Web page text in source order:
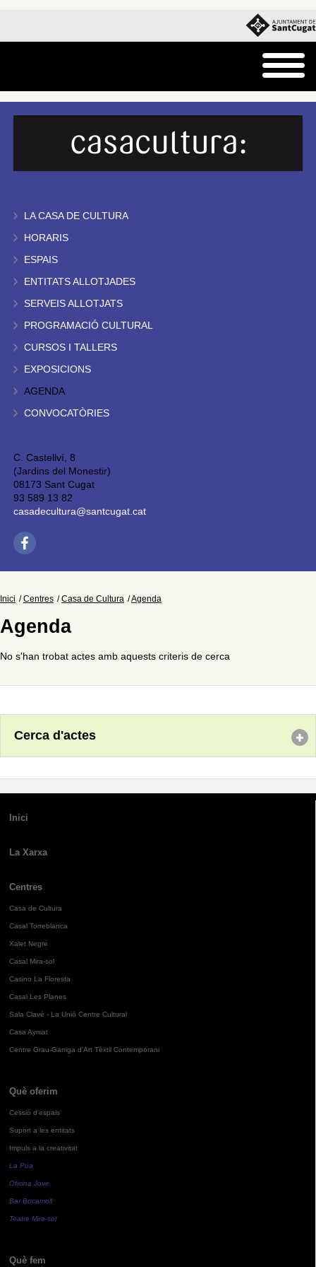
LA CASA DE CULTURA
HORARIS
ESPAIS
ENTITATS ALLOTJADES
SERVEIS ALLOTJATS
PROGRAMACIÓ CULTURAL
CURSOS I TALLERS
EXPOSICIONS
AGENDA
CONVOCATÒRIES
C. Castellví, 8
(Jardins del Monestir)
08173 Sant Cugat
93 589 13 82
casadecultura@santcugat.cat
Inici Centres Casa de Cultura Agenda
Agenda
No s'han trobat actes amb aquests criteris de cerca
Cerca d'actes
Inici
La Xarxa
Centres
Casa de Cultura
Casal Torreblanca
Xalet Negre
Casal Mira-sol
Casino La Floresta
Casal Les Planes
Sala Clavé - La Unió Centre Cultural
Casa Aymat
Centre Grau-Garriga d'Art Tèxtil Contemporani
Què oferim
Cessió d'espais
Suport a les entitats
Impuls a la creativitat
La Pua
Oficina Jove
Bar Bocamoll
Teatre Mira-sol
Què fem